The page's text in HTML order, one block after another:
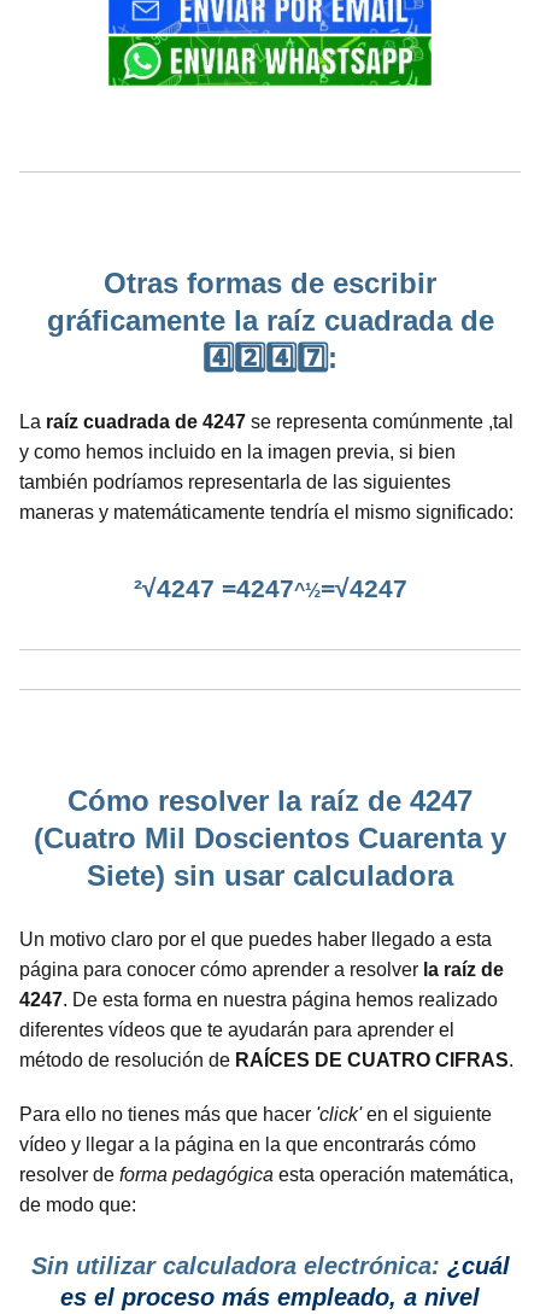
Otras formas de escribir
gráficamente la raíz cuadrada de
4️⃣2️⃣4️⃣7️⃣:
La raíz cuadrada de 4247 se representa comúnmente ,tal
y como hemos incluido en la imagen previa, si bien
también podríamos representarla de las siguientes
maneras y matemáticamente tendría el mismo significado:
²√4247 =4247^½=√4247
Cómo resolver la raíz de 4247
(Cuatro Mil Doscientos Cuarenta y
Siete) sin usar calculadora
Un motivo claro por el que puedes haber llegado a esta
página para conocer cómo aprender a resolver la raíz de
4247. De esta forma en nuestra página hemos realizado
diferentes vídeos que te ayudarán para aprender el
método de resolución de RAÍCES DE CUATRO CIFRAS.
Para ello no tienes más que hacer 'click'en el siguiente
vídeo y llegar a la página en la que encontrarás cómo
resolver de forma pedagógica esta operación matemática,
de modo que:
Sin utilizar calculadora electrónica: ¿cuál
es el proceso más empleado, a nivel